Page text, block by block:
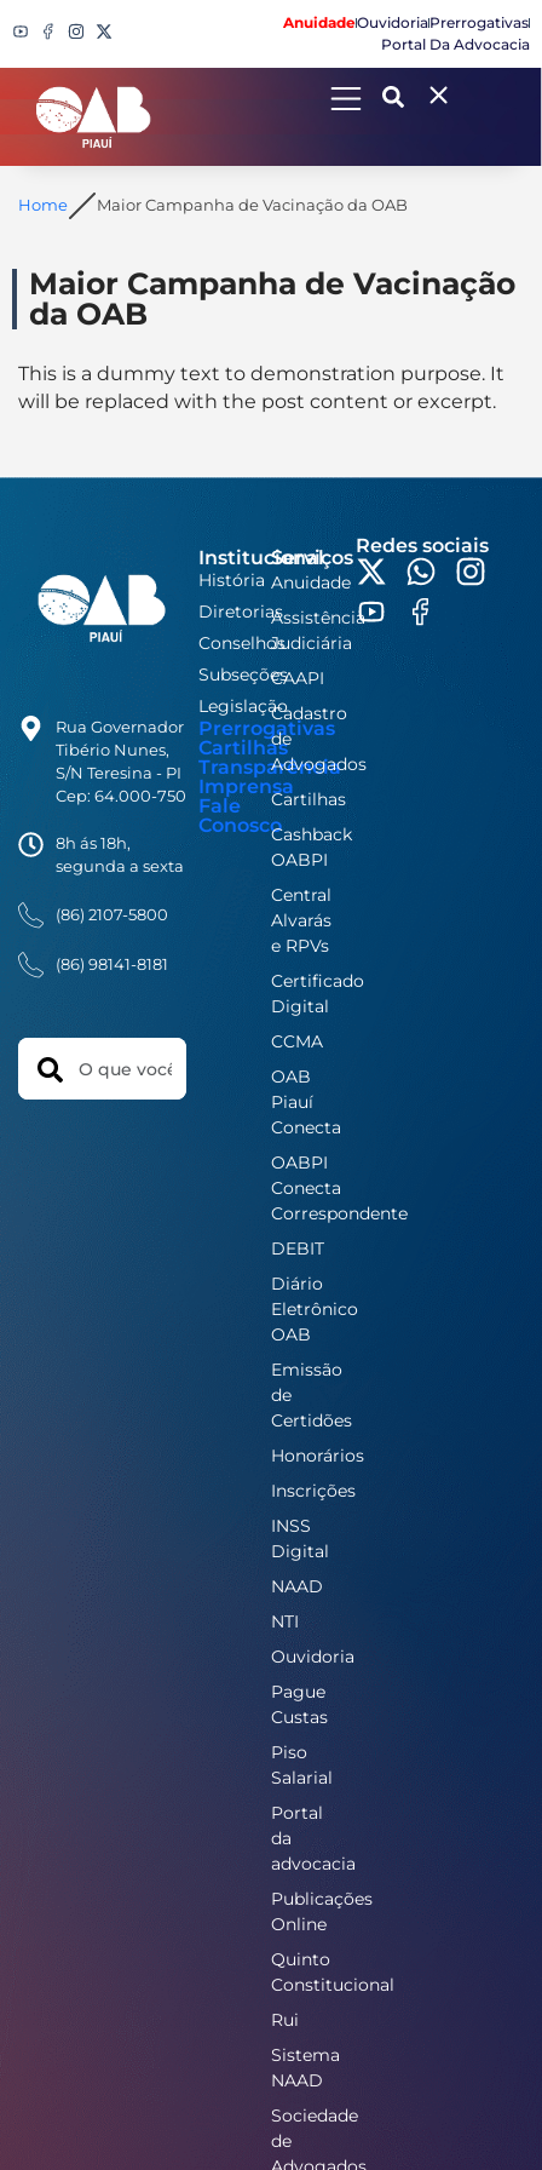
AnuidadeOuvidoriaPrerrogativas
Portal Da Advocacia
Search
Home Maior Campanha de Vacinação da OAB
Maior Campanha de Vacinação
da OAB
This is a dummy text to demonstration purpose. It
will be replaced with the post content or excerpt.
Rua Governador
Tibério Nunes,
S/N Teresina - PI
Cep: 64.000-750
8h ás 18h,
segunda a sexta
(86) 2107-5800
(86) 98141-8181
Search
Institucional
História
Diretorias
Conselhos
Subseções
Legislação
Prerrogativas
Cartilhas
Transparência
Imprensa
Fale
Conosco
Serviços
Anuidade
Assistência
Judiciária
CAAPI
Cadastro
de
Advogados
Cartilhas
Cashback
OABPI
Central
Alvarás
e RPVs
Certificado
Digital
CCMA
OAB
Piauí
Conecta
OABPI
Conecta
Correspondente
DEBIT
Diário
Eletrônico
OAB
Emissão
de
Certidões
Honorários
Inscrições
INSS
Digital
NAAD
NTI
Ouvidoria
Pague
Custas
Piso
Salarial
Portal
da
advocacia
Publicações
Online
Quinto
Constitucional
Rui
Sistema
NAAD
Sociedade
de
Redes sociais